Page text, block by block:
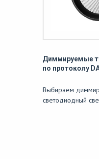
Диммируемые
по протоколу
Выбираем
светодиодный